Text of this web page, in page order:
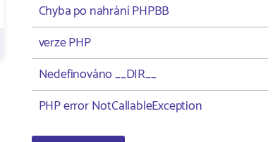
Chyba po nahrání PHPBB
verze PHP
Nedefinováno __DIR__
PHP error NotCallableException